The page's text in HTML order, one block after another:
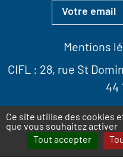
Ce site utilise des cookies
que vous souhaitez activer
Tout accepter
Mentions
CIFL : 28, rue St
44